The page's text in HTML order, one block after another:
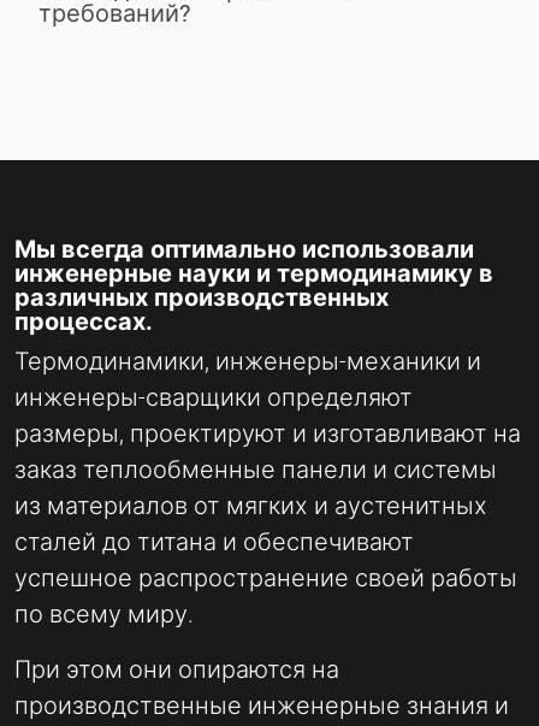
требований?
Мы всегда оптимально использовали
инженерные науки и термодинамику в
различных производственных
процессах.
Термодинамики, инженеры-механики и
инженеры-сварщики определяют
размеры, проектируют и изготавливают на
заказ теплообменные панели и системы
из материалов от мягких и аустенитных
сталей до титана и обеспечивают
успешное распространение своей работы
по всему миру.
При этом они опираются на
производственные инженерные знания и